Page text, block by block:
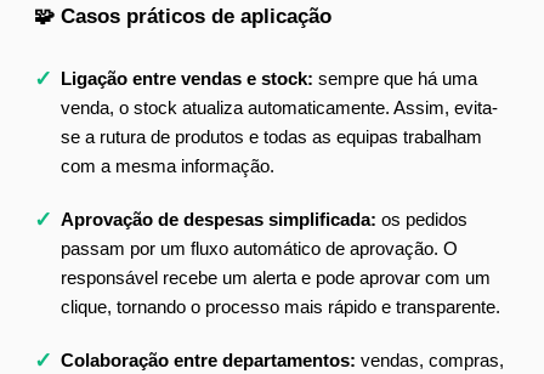
🧩 Casos práticos de aplicação
✓ Ligação entre vendas e stock: sempre que há uma
venda, o stock atualiza automaticamente. Assim, evita-
se a rutura de produtos e todas as equipas trabalham
com a mesma informação.
✓ Aprovação de despesas simplificada: os pedidos
passam por um fluxo automático de aprovação. O
responsável recebe um alerta e pode aprovar com um
clique, tornando o processo mais rápido e transparente.
✓ Colaboração entre departamentos: vendas, compras,